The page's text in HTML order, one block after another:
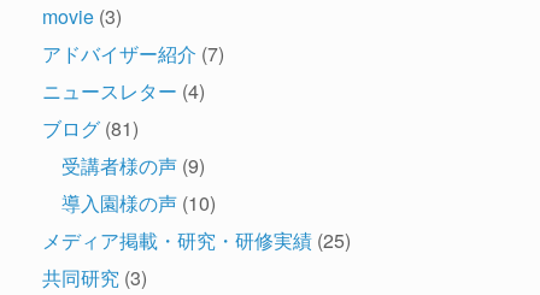
movie (3)
アドバイザー紹介 (7)
ニュースレター (4)
ブログ (81)
受講者様の声 (9)
導入園様の声 (10)
メディア掲載・研究・研修実績 (25)
共同研究 (3)